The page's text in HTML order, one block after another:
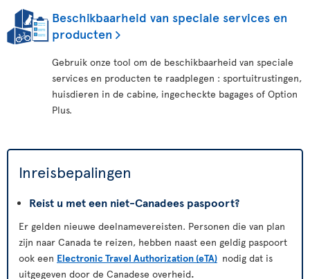
Beschikbaarheid van speciale services en
producten
Gebruik onze tool om de beschikbaarheid van speciale
services en producten te raadplegen : sportuitrustingen,
huisdieren in de cabine, ingecheckte bagages of Option
Plus.
Inreisbepalingen
Reist u met een niet-Canadees paspoort?
Er gelden nieuwe deelnamevereisten. Personen die van plan
zijn naar Canada te reizen, hebben naast een geldig paspoort
ook een Electronic Travel Authorization (eTA) nodig dat is
uitgegeven door de Canadese overheid.